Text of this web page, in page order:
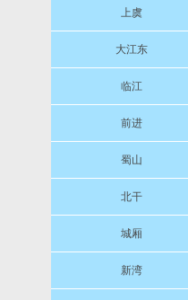
上虞
大江东
临江
前进
蜀山
北干
城厢
新湾